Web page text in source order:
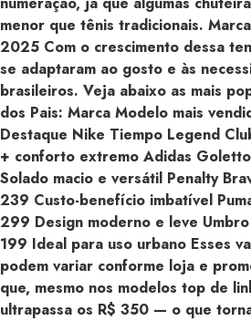
menor que tênis tradicionais.
2025 Com o crescimento dessa
se adaptaram ao gosto e às
brasileiros. Veja abaixo as mais
dos Pais: Marca Modelo mais
Destaque Nike Tiempo Legend
+ conforto extremo Adidas
Solado macio e versátil Penalty
239 Custo-benefício imbatível
299 Design moderno e leve
199 Ideal para uso urbano Esses
podem variar conforme loja e
que, mesmo nos modelos top de
ultrapassa os R$ 350 — o que